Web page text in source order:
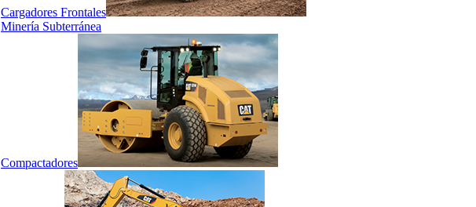
Cargadores Frontales
Minería Subterránea
Compactadores